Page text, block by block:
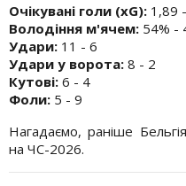
Очікувані голи (xG): 1,89
Володіння м'ячем: 54% -
Удари: 11 - 6
Удари у ворота: 8 - 2
Кутові: 6 - 4
Фоли: 5 - 9
Нагадаємо, раніше
на ЧС-2026.